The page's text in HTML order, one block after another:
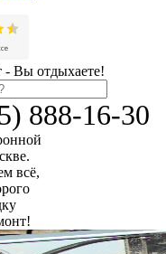
- Вы отдыхаете!
888-16-30
всё,